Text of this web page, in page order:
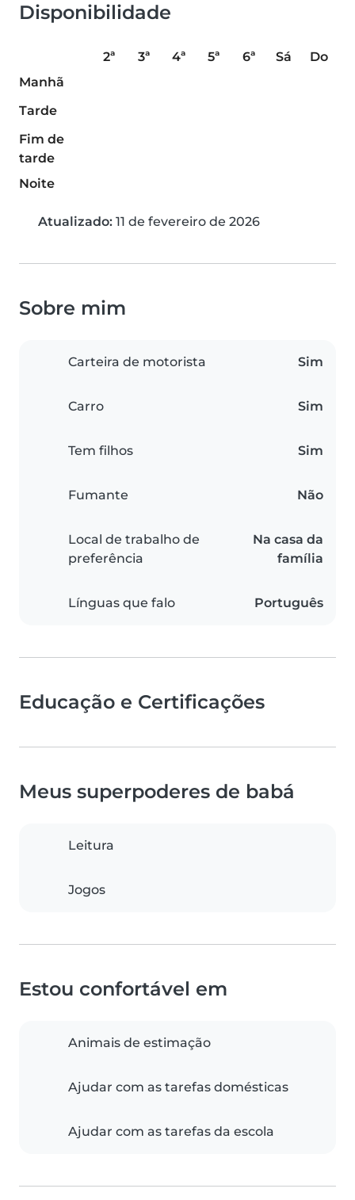
Disponibilidade
2ª 3ª 4ª 5ª 6ª Sá
Do
Manhã
Tarde
Fim de
tarde
Noite
Atualizado: 11 de fevereiro de 2026
Sobre mim
Carteira de motorista Sim
Carro Sim
Tem filhos Sim
Fumante Não
Local de trabalho de
preferência
Na casa da
família
Línguas que falo Português
Educação e Certificações
Meus superpoderes de babá
Leitura
Jogos
Estou confortável em
Animais de estimação
Ajudar com as tarefas domésticas
Ajudar com as tarefas da escola